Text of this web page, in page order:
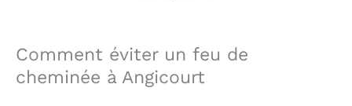
Comment éviter un feu de
cheminée à Angicourt